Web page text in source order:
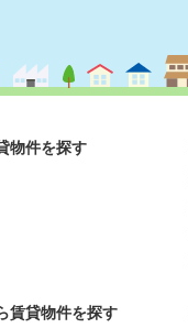
物件を探す
賃貸物件を探す